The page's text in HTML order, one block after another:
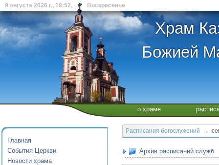
9 августа 2026 г., 18:52, Воскресенье
Храм
Божией
о храме
Главная
События Церкви
Новости храма
Расписания богослужений →
Архив расписаний служб